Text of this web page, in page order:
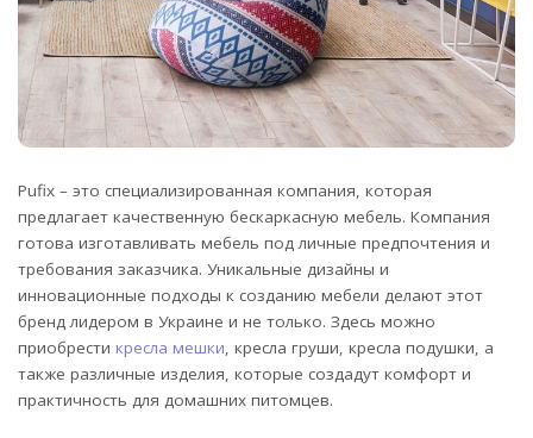
Pufix – это специализированная компания, которая
предлагает качественную бескаркасную мебель. Компания
готова изготавливать мебель под личные предпочтения и
требования заказчика. Уникальные дизайны и
инновационные подходы к созданию мебели делают этот
бренд лидером в Украине и не только. Здесь можно
приобрести кресла мешки, кресла груши, кресла подушки, а
также различные изделия, которые создадут комфорт и
практичность для домашних питомцев.